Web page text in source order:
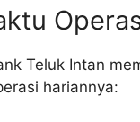
Teluk Intan
hariannya: